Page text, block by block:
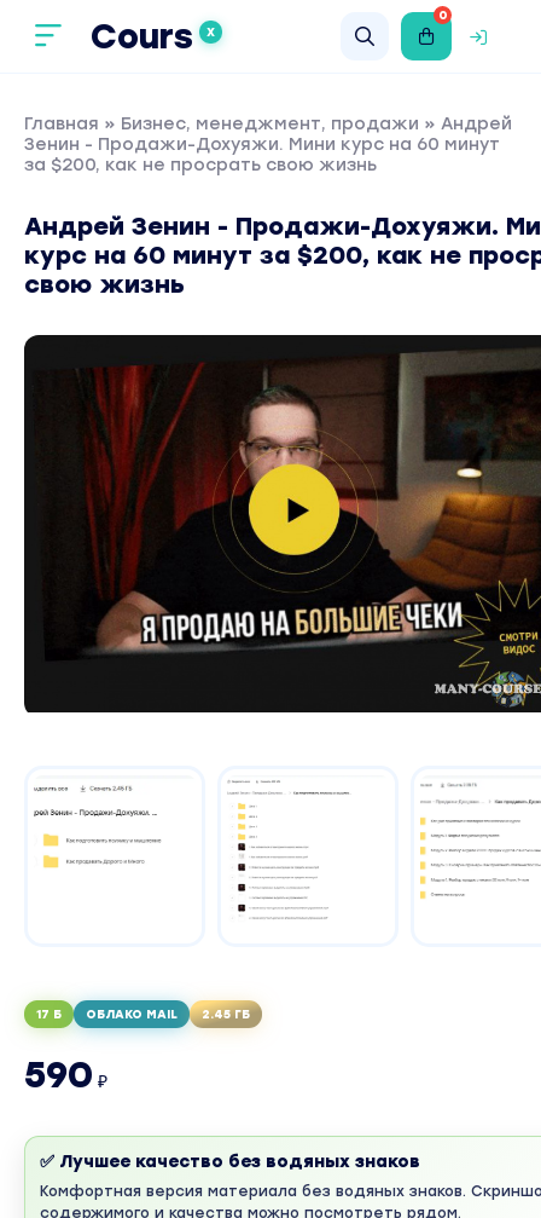
Cours X
0
Главная » Бизнес, менеджмент, продажи » Андрей
Зенин - Продажи-Дохуяжи. Мини курс на 60 минут
за $200, как не просрать свою жизнь
Андрей Зенин - Продажи-Дохуяжи.
курс на 60 минут за $200, как не
свою жизнь
17 Б ОБЛАКО MAIL 2.45 ГБ
590 ₽
✅ Лучшее качество без водяных знаков
Комфортная версия материала без водяных знаков.
содержимого и качества можно посмотреть рядом.